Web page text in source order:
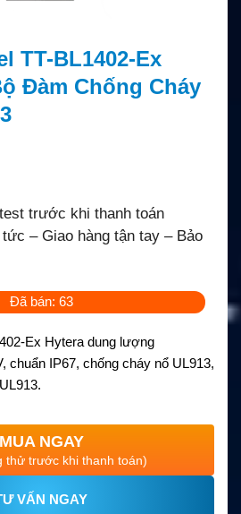
TT-BL1402-Ex
Đàm Chống Cháy
trước khi thanh toán
– Giao hàng tận tay – Bảo
Đã bán: 63
Ex Hytera dung lượng
chuẩn IP67, chống cháy nổ UL913,
MUA NGAY
thử trước khi thanh toán)
VẤN NGAY